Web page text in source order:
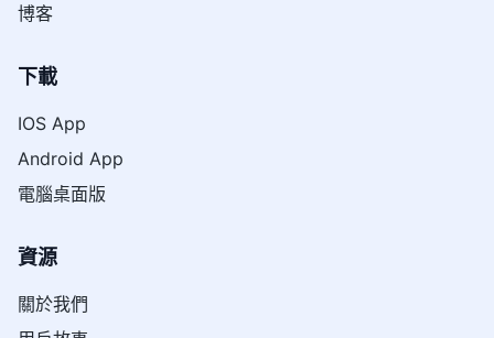
博客
下載
IOS App
Android App
電腦桌面版
資源
關於我們